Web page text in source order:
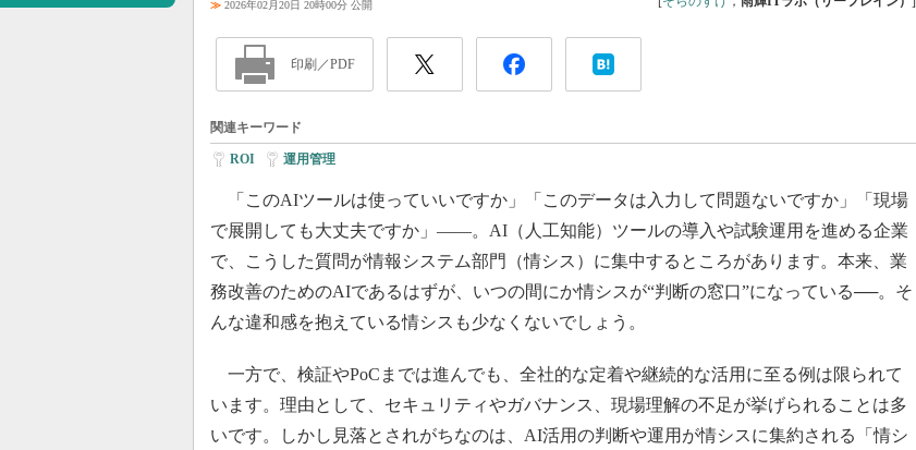
≫ 2026年02月20日 20時00分 公開
印刷／PDF
関連キーワード
ROI 運用管理
「このAIツールは使っていいですか」「このデータは入力して問題ないですか」「現場
で展開しても大丈夫ですか」――。AI（人工知能）ツールの導入や試験運用を進める企業
で、こうした質問が情報システム部門（情シス）に集中するところがあります。本来、業
務改善のためのAIであるはずが、いつの間にか情シスが“判断の窓口”になっている──。そ
んな違和感を抱えている情シスも少なくないでしょう。
一方で、検証やPoCまでは進んでも、全社的な定着や継続的な活用に至る例は限られて
います。理由として、セキュリティやガバナンス、現場理解の不足が挙げられることは多
いです。しかし見落とされがちなのは、AI活用の判断や運用が情シスに集約される「情シ